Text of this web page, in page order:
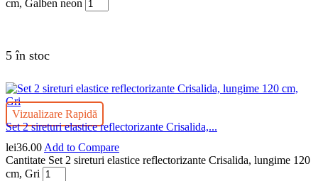
cm, Galben neon
5 în stoc
Vizualizare Rapidă
Set 2 sireturi elastice reflectorizante Crisalida,...
lei36.00 Add to Compare
Cantitate Set 2 sireturi elastice reflectorizante Crisalida, lungime 120
cm, Gri